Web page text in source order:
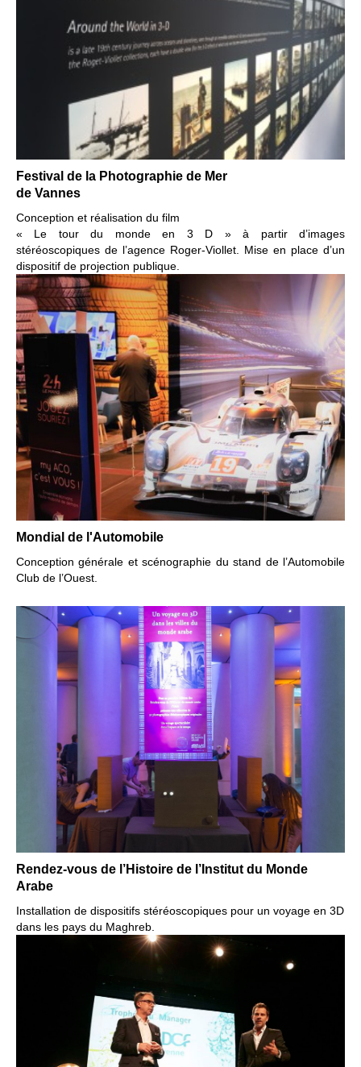
Festival de la Photographie de Mer
de Vannes
Conception et réalisation du film
« Le tour du monde en 3 D »à partir d’images
stéréoscopiques de l’agence Roger-Viollet. Mise en place d’un
dispositif de projection publique.
Mondial de l'Automobile
Conception générale et scénographie du stand de l’Automobile
Club de l’Ouest.
Rendez-vous de l’Histoire de l’Institut du Monde
Arabe
Installation de dispositifs stéréoscopiques pour un voyage en 3D
dans les pays du Maghreb.